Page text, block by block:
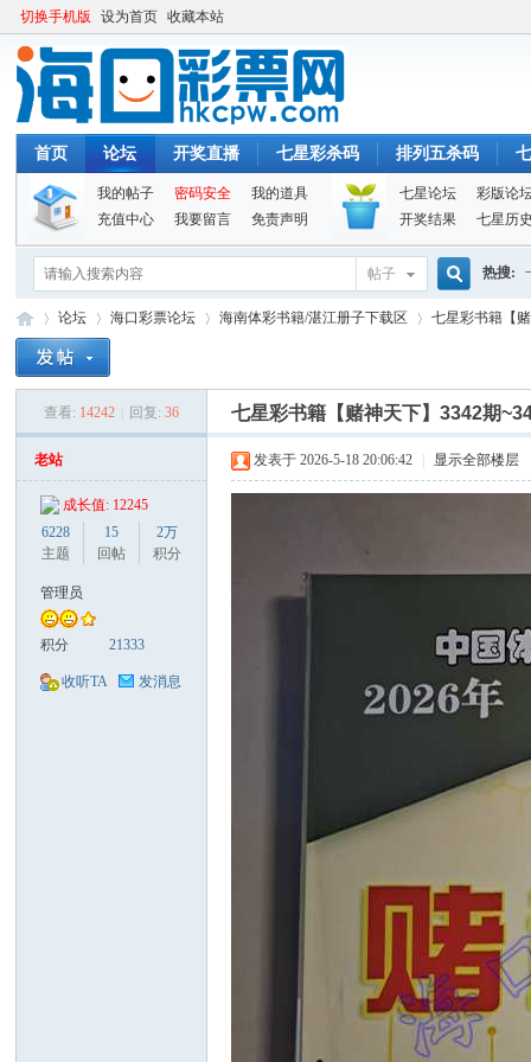
切换手机版 设为首页 收藏本站
首页 论坛 开奖直播 七星彩杀码 排列五杀码
我的帖子 密码安全
我的道具
充值中心
我要留言 免责声明
七星论坛
彩版论
开奖结果
七星历
帖子
搜
索
热搜:
论坛
›
海口彩票论坛 海南体彩书籍/湛江册子下载区
›
七星彩书籍【
查看: 14242 回复: 36 七星彩书籍【赌神天下】3342期
老站
成长值: 12245
6228
主题
15
回帖
2万
积分
管理员
积分 21333
收听TA 发消息
发表于 2026-5-18 20:06:42 显示全部楼层